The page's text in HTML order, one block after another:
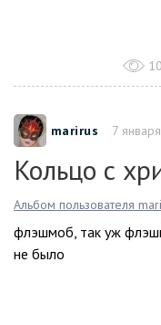
marirus 7
Кольцо с
Альбом пользователя
флэшмоб, так уж
не было